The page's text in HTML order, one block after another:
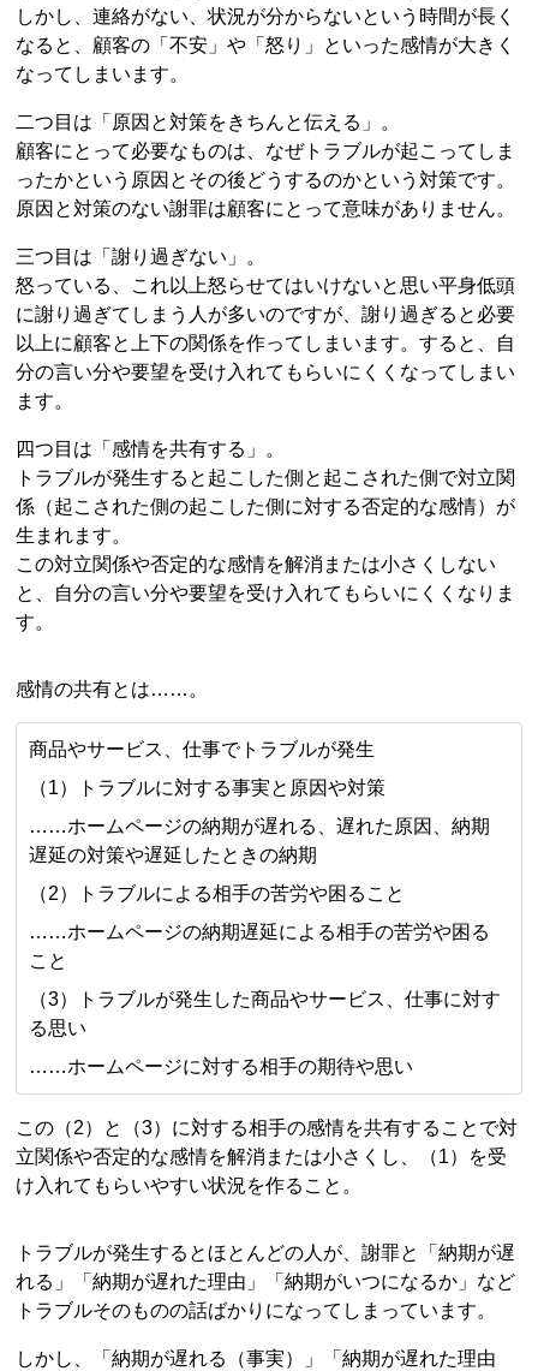
しかし、連絡がない、状況が分からないという時間が長く
なると、顧客の「不安」や「怒り」といった感情が大きく
なってしまいます。
二つ目は「原因と対策をきちんと伝える」。
顧客にとって必要なものは、なぜトラブルが起こってしま
ったかという原因とその後どうするのかという対策です。
原因と対策のない謝罪は顧客にとって意味がありません。
三つ目は「謝り過ぎない」。
怒っている、これ以上怒らせてはいけないと思い平身低頭
に謝り過ぎてしまう人が多いのですが、謝り過ぎると必要
以上に顧客と上下の関係を作ってしまいます。すると、自
分の言い分や要望を受け入れてもらいにくくなってしまい
ます。
四つ目は「感情を共有する」。
トラブルが発生すると起こした側と起こされた側で対立関
係（起こされた側の起こした側に対する否定的な感情）が
生まれます。
この対立関係や否定的な感情を解消または小さくしない
と、自分の言い分や要望を受け入れてもらいにくくなりま
す。
感情の共有とは……。
商品やサービス、仕事でトラブルが発生
（1）トラブルに対する事実と原因や対策
……ホームページの納期が遅れる、遅れた原因、納期
遅延の対策や遅延したときの納期
（2）トラブルによる相手の苦労や困ること
……ホームページの納期遅延による相手の苦労や困る
こと
（3）トラブルが発生した商品やサービス、仕事に対す
る思い
……ホームページに対する相手の期待や思い
この（2）と（3）に対する相手の感情を共有することで対
立関係や否定的な感情を解消または小さくし、（1）を受
け入れてもらいやすい状況を作ること。
トラブルが発生するとほとんどの人が、謝罪と「納期が遅
れる」「納期が遅れた理由」「納期がいつになるか」など
トラブルそのものの話ばかりになってしまっています。
しかし、「納期が遅れる（事実）」「納期が遅れた理由